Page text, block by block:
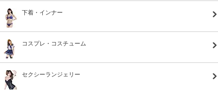
下着・インナー
コスプレ・コスチューム
セクシーランジェリー